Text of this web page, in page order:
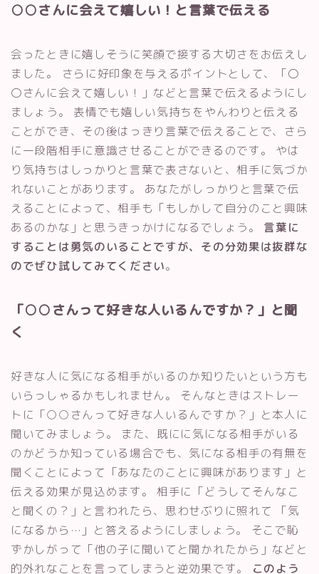
○○さんに会えて嬉しい！と言葉で伝える
会ったときに嬉しそうに笑顔で接する大切さをお伝えし
ました。 さらに好印象を与えるポイントとして、「〇
〇さんに会えて嬉しい！」などと言葉で伝えるようにし
ましょう。 表情でも嬉しい気持ちをやんわりと伝える
ことができ、その後はっきり言葉で伝えることで、さら
に一段階相手に意識させることができるのです。 やは
り気持ちはしっかりと言葉で表さないと、相手に気づか
れないことがあります。 あなたがしっかりと言葉で伝
えることによって、相手も「もしかして自分のこと興味
あるのかな」と思うきっかけになるでしょう。 言葉に
することは勇気のいることですが、その分効果は抜群な
のでぜひ試してみてください。
「○○さんって好きな人いるんですか？」と聞
く
好きな人に気になる相手がいるのか知りたいという方も
いらっしゃるかもしれません。 そんなときはストレー
トに「○○さんって好きな人いるんですか？」と本人に
聞いてみましょう。 また、既にに気になる相手がいる
のかどうか知っている場合でも、気になる相手の有無を
聞くことによって「あなたのことに興味があります」と
伝える効果が見込めます。 相手に「どうしてそんなこ
と聞くの？」と言われたら、思わせぶりに照れて 「気
になるから…」と答えるようにしましょう。 そこで恥
ずかしがって「他の子に聞いてと聞かれたから」などと
的外れなことを言ってしまうと逆効果です。
このよう